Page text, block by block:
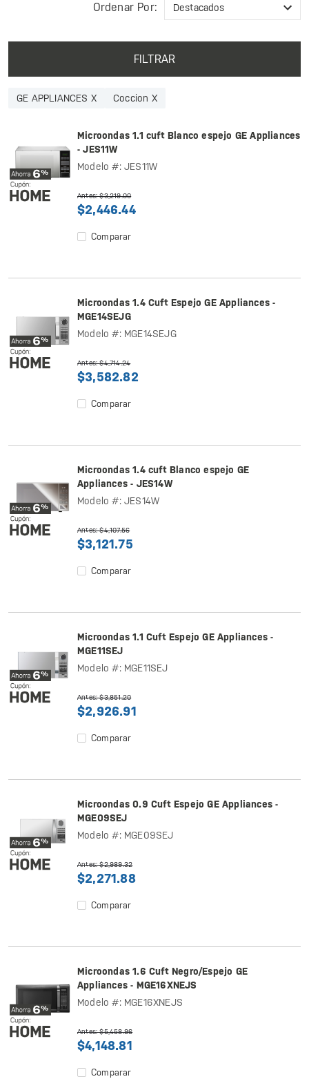
Ordenar Por:
FILTRAR
GE APPLIANCES X Coccion X
Microondas 1.1 cuft Blanco espejo GE Appliances
- JES11W
Modelo #: JES11W
Antes: $3,219.00
$2,446.44
Comparar
Microondas 1.4 Cuft Espejo GE Appliances -
MGE14SEJG
Modelo #: MGE14SEJG
Antes: $4,714.24
$3,582.82
Comparar
Microondas 1.4 cuft Blanco espejo GE
Appliances - JES14W
Modelo #: JES14W
Antes: $4,107.56
$3,121.75
Comparar
Microondas 1.1 Cuft Espejo GE Appliances -
MGE11SEJ
Modelo #: MGE11SEJ
Antes: $3,851.20
$2,926.91
Comparar
Microondas 0.9 Cuft Espejo GE Appliances -
MGE09SEJ
Modelo #: MGE09SEJ
Antes: $2,989.32
$2,271.88
Comparar
Microondas 1.6 Cuft Negro/Espejo GE
Appliances - MGE16XNEJS
Modelo #: MGE16XNEJS
Antes: $5,458.96
$4,148.81
Comparar